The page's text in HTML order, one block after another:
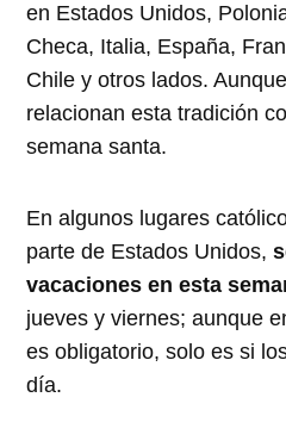
en Estados Unidos,
Checa, Italia, España,
Chile y otros lados.
relacionan esta tradición
semana santa.
En algunos lugares
parte de Estados Unidos,
vacaciones en esta
jueves y viernes; aunque
es obligatorio, solo es si
día.